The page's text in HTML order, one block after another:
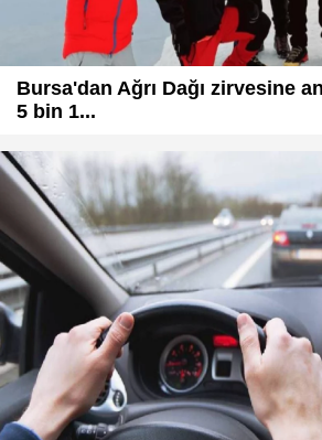
Bursa'dan Ağrı Dağı zirvesine
5 bin 1...